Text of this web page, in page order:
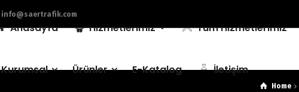
info@saertrafik.com
Anasayfa Hizmetlerimiz Tüm Hizmetlerimiz
Kurumsal Ürünler E-Katalog İletişim
Home